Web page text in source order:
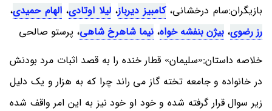
بازیگران:سام درخشانی،کامبیز دیرباز،لیلا اوتادی،الهام حمیدی،
رز رضوی، بیژن بنفشه خواه، نیما شاهرخ شاهی، پرستو صالحی
خلاصه داستان:«سلیمان» قطار خنده را به قصد اثبات مرد بودنش
در خانواده و جامعه تخته گاز می راند چرا که به هزار و یک دلیل
زیر سوال قرار گرفته شده و خود او خود نیز به این امر واقف شده